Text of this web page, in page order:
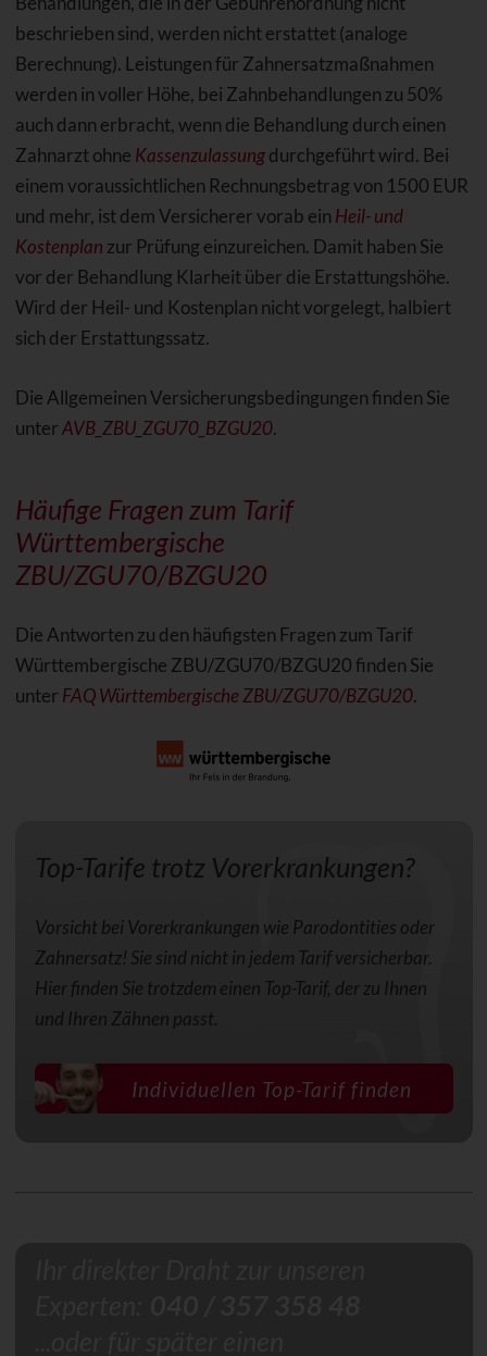
beschrieben sind, werden nicht erstattet (analoge
Berechnung). Leistungen für Zahnersatzmaßnahmen
werden in voller Höhe, bei Zahnbehandlungen zu 50%
auch dann erbracht, wenn die Behandlung durch einen
Zahnarzt ohne Kassenzulassungdurchgeführt wird. Bei
einem voraussichtlichen Rechnungsbetrag von 1500 EUR
und mehr, ist dem Versicherer vorab ein Heil- und
Kostenplan zur Prüfung einzureichen. Damit haben Sie
vor der Behandlung Klarheit über die Erstattungshöhe.
Wird der Heil- und Kostenplan nicht vorgelegt, halbiert
sich der Erstattungssatz.
Die Allgemeinen Versicherungsbedingungen finden Sie
unterAVB_ZBU_ZGU70_BZGU20.
Häufige Fragen zum Tarif
Württembergische
ZBU/ZGU70/BZGU20
Die Antworten zu den häufigsten Fragen zum Tarif
Württembergische ZBU/ZGU70/BZGU20 finden Sie
unter FAQ Württembergische ZBU/ZGU70/BZGU20.
Top-Tarife trotz Vorerkrankungen?
Vorsicht bei Vorerkrankungen wie Parodontities oder
Zahnersatz! Sie sind nicht in jedem Tarif versicherbar.
Hier finden Sie trotzdem einen Top-Tarif, der zu Ihnen
und Ihren Zähnen passt.
Individuellen Top-Tarif finden